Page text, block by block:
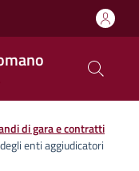
di gara e contratti
enti aggiudicatori